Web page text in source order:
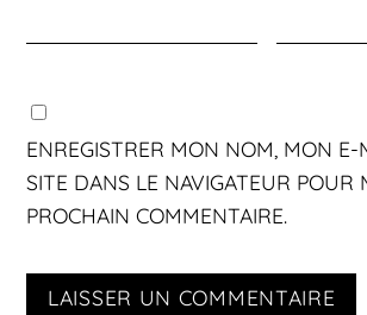
ENREGISTRER MON NOM, MON E-
SITE DANS LE NAVIGATEUR POUR
PROCHAIN COMMENTAIRE.